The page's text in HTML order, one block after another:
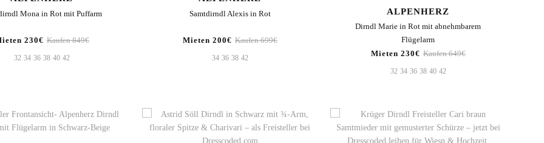
Mona in Rot mit Puffarm
230€ Kaufen 849€
32 34 36 38 40 42
Samtdirndl Alexis in Rot
Mieten 200€ Kaufen 699€
34 36 38 42
ALPENHERZ
Dirndl Marie in Rot mit abnehmbarem
Flügelarm
Mieten 230€ Kaufen 649€
32 34 36 38 40 42